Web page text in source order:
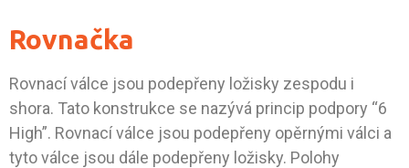
Rovnačka
Rovnací válce jsou podepřeny ložisky zespodu i
shora. Tato konstrukce se nazývá princip podpory “6
High”. Rovnací válce jsou podepřeny opěrnými válci a
tyto válce jsou dále podepřeny ložisky. Polohy